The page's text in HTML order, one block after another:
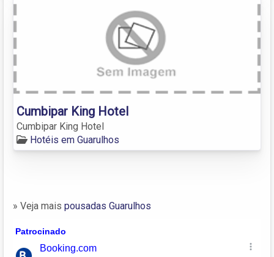
Cumbipar King Hotel
Cumbipar King Hotel
Hotéis em Guarulhos
» Veja mais pousadas Guarulhos